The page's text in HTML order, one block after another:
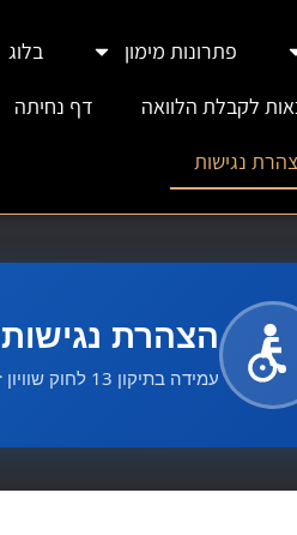
פתרונות מימון בלוג
לקבלת הלוואה דף נחיתה
נגישות
הצהרת נגישות
עמידה בתיקון 13 לחוק שוויון זכויות לאנשים עם מוגבלות